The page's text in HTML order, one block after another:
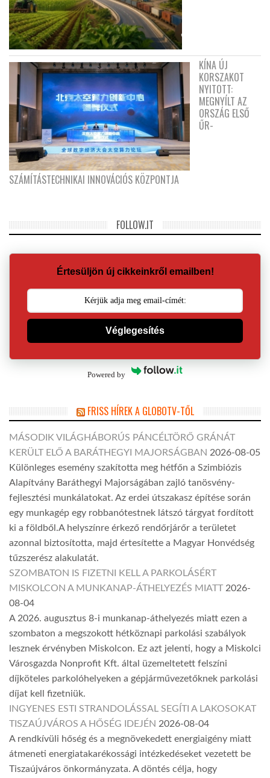
KÍNA ÚJ
KORSZAKOT
NYITOTT:
MEGNYÍLT AZ
ORSZÁG ELSŐ
ŰR-
SZÁMÍTÁSTECHNIKAI INNOVÁCIÓS KÖZPONTJA
FOLLOW.IT
Értesüljön új cikkeinkről emailben!
Véglegesítés
Powered by
FRISS HÍREK A GLOBOTV-TŐL
MÁSODIK VILÁGHÁBORÚS PÁNCÉLTÖRŐ GRÁNÁT
KERÜLT ELŐ A BARÁTHEGYI MAJORSÁGBAN 2026-08-05
Különleges esemény szakította meg hétfőn a Szimbiózis
Alapítvány Baráthegyi Majorságában zajló tanösvény-
fejlesztési munkálatokat. Az erdei útszakasz építése során
egy munkagép egy robbanótestnek látszó tárgyat fordított
ki a földből.A helyszínre érkező rendőrjárőr a területet
azonnal biztosította, majd értesítette a Magyar Honvédség
tűzszerész alakulatát.
SZOMBATON IS FIZETNI KELL A PARKOLÁSÉRT
MISKOLCON A MUNKANAP-ÁTHELYEZÉS MIATT 2026-
08-04
A 2026. augusztus 8-i munkanap-áthelyezés miatt ezen a
szombaton a megszokott hétköznapi parkolási szabályok
lesznek érvényben Miskolcon. Ez azt jelenti, hogy a Miskolci
Városgazda Nonprofit Kft. által üzemeltetett felszíni
díjköteles parkolóhelyeken a gépjárművezetőknek parkolási
díjat kell fizetniük.
INGYENES ESTI STRANDOLÁSSAL SEGÍTI A LAKOSOKAT
TISZAÚJVÁROS A HŐSÉG IDEJÉN 2026-08-04
A rendkívüli hőség és a megnövekedett energiaigény miatt
átmeneti energiatakarékossági intézkedéseket vezetett be
Tiszaújváros önkormányzata. A döntés célja, hogy